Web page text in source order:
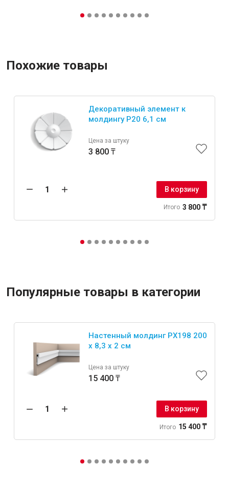
Похожие товары
Декоративный элемент к
молдингу P20 6,1 см
Цена за штуку
3 800 ₸
В корзину
Итого 3 800 ₸
Популярные товары в категории
Настенный молдинг PX198 200
x 8,3 x 2 см
Цена за штуку
15 400 ₸
В корзину
Итого 15 400 ₸